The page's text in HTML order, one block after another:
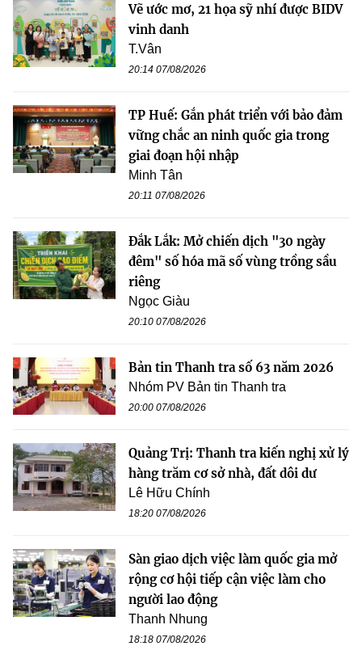
Vẽ ước mơ, 21 họa sỹ nhí được BIDV
vinh danh
T.Vân
20:14 07/08/2026
TP Huế: Gắn phát triển với bảo đảm
vững chắc an ninh quốc gia trong
giai đoạn hội nhập
Minh Tân
20:11 07/08/2026
Đắk Lắk: Mở chiến dịch "30 ngày
đêm" số hóa mã số vùng trồng sầu
riêng
Ngọc Giàu
20:10 07/08/2026
Bản tin Thanh tra số 63 năm 2026
Nhóm PV Bản tin Thanh tra
20:00 07/08/2026
Quảng Trị: Thanh tra kiến nghị xử lý
hàng trăm cơ sở nhà, đất dôi dư
Lê Hữu Chính
18:20 07/08/2026
Sàn giao dịch việc làm quốc gia mở
rộng cơ hội tiếp cận việc làm cho
người lao động
Thanh Nhung
18:18 07/08/2026